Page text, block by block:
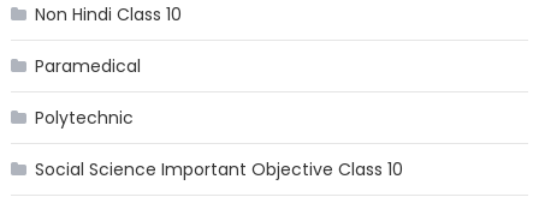
Non Hindi Class 10
Paramedical
Polytechnic
Social Science Important Objective Class 10